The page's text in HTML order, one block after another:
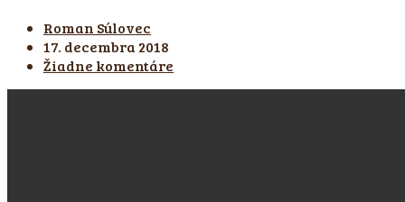
Roman Súlovec
17. decembra 2018
Žiadne komentáre